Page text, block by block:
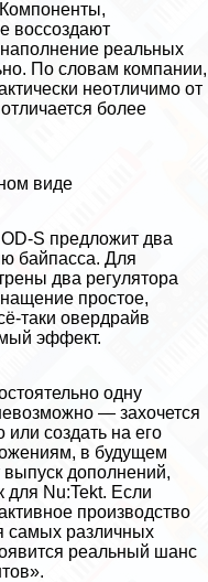
воссоздают
наполнение реальных
По словам компании,
неотличимо от
более
виде
S предложит два
байпасса. Для
два регулятора
простое,
таки овердрайв
эффект.
одну
— захочется
или создать на его
в будущем
выпуск дополнений,
для Nu:Tekt. Если
производство
самых различных
реальный шанс